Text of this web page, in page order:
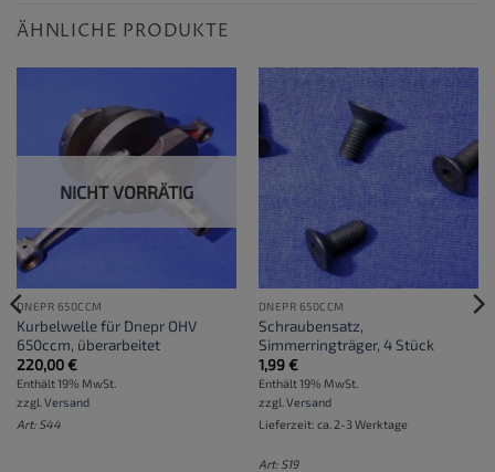
ÄHNLICHE PRODUKTE
NICHT VORRÄTIG
DNEPR 650CCM
Kurbelwelle für Dnepr OHV
650ccm, überarbeitet
220,00€
Enthält 19% MwSt.
zzgl. Versand
Art: S44
DNEPR 650CCM
Schraubensatz,
Simmerringträger, 4 Stück
1,99€
Enthält 19% MwSt.
zzgl. Versand
Lieferzeit: ca. 2-3 Werktage
Art: S19